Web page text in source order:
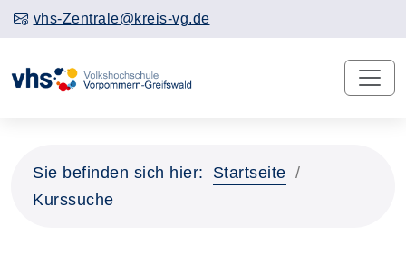
vhs-Zentrale@kreis-vg.de
Sie befinden sich hier:
Startseite
Kurssuche